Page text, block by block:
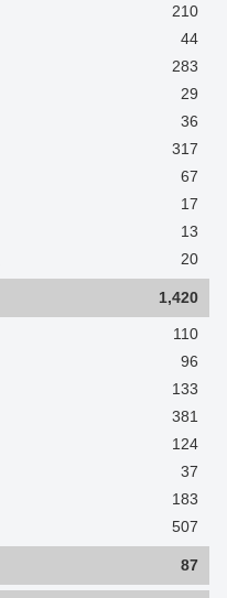
210
44
283
29
36
317
67
17
13
20
1,420
110
96
133
381
124
37
183
507
87